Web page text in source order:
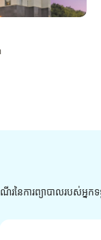
ណើរនៃការព្យាបាល